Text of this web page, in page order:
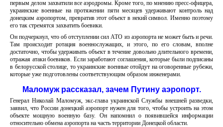
первым делом захватили все аэродромы. Кроме того, по мнению пресс-офицера,
украинские военные на протяжении пяти месяцев удерживают контроль над
донецким аэропортом, превратив этот объект в некий символ. Именно поэтому
его так стремятся захватить боевики.
Он подчеркнул, что об отступлении сил АТО из аэропорта не может быть и речи.
Там происходит ротация военнослужащих, и этого, по его словам, вполне
достаточно, чтобы удерживать объект в течение довольно длительного времени,
отражая атаки боевиков. Если заработают соглашения, которые были подписаны
в белорусской столице, то украинские военные отойдут на оговоренные рубежи,
которые уже подготовлены соответствующим образом инженерами.
Маломуж рассказал, зачем Путину аэропорт.
Генерал Николай Маломуж, экс-глава украинской Службы внешней разведки,
заявил, что России донецкий аэропорт нужен для того, чтобы устроить на этом
объекте мощную военную базу. Он напомнил о появившейся информации
относительно обмена аэропорта на часть территории Донецкой области.